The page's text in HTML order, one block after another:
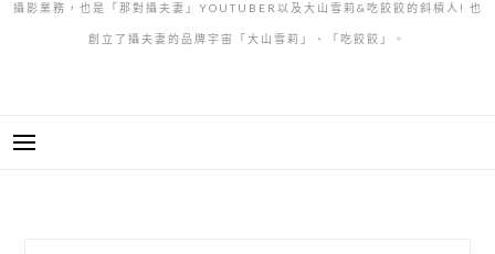
攝影業務，也是「那對攝夫妻」YOUTUBER以及大山雪莉&吃餃餃的斜槓人! 也
創立了攝夫妻的品牌宇宙「大山雪莉」、「吃餃餃」。